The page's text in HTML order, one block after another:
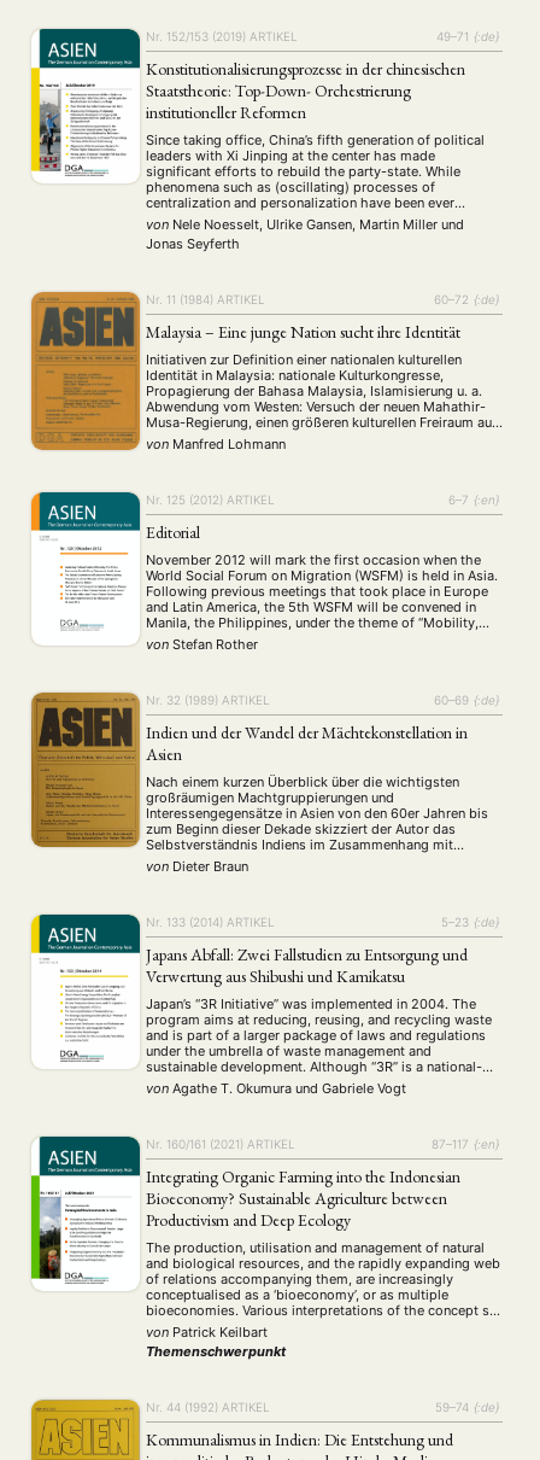
Nr. 152/153 (2019) ARTIKEL 49–71 {:de}
Konstitutionalisierungsprozesse in der chinesischen
Staatstheorie: Top-Down- Orchestrierung
institutioneller Reformen
Since taking office, China’s fifth generation of political
leaders with Xi Jinping at the center has made
significant efforts to rebuild the party-state. While
phenomena such as (oscillating) processes of
centralization and personalization have been ever
present in Chinese reform politics, governance reforms
under Xi Jinping display distinct features that mark a
significant departure from …
von Nele Noesselt, Ulrike Gansen, Martin Miller und
Jonas Seyferth
Nr. 11 (1984) ARTIKEL 60–72 {:de}
Malaysia – Eine junge Nation sucht ihre Identität
Initiativen zur Definition einer nationalen kulturellen
Identität in Malaysia: nationale Kulturkongresse,
Propagierung der Bahasa Malaysia, Islamisierung u. a.
Abwendung vom Westen: Versuch der neuen Mahathir-
Musa-Regierung, einen größeren kulturellen Freiraum aus
der Distanzierung vom Westen und seinen
Wertvorstellungen zu gewinnen. Kritik an den westlichen
von Manfred Lohmann
Nr. 125 (2012) ARTIKEL 6–7 {:en}
Editorial
November 2012 will mark the first occasion when the
World Social Forum on Migration (WSFM) is held in Asia.
Following previous meetings that took place in Europe
and Latin America, the 5th WSFM will be convened in
Manila, the Philippines, under the theme of “Mobility,
Rights and Global Models: Looking for Alternatives”.
More than 3,000 …
von Stefan Rother
Nr. 32 (1989) ARTIKEL 60–69 {:de}
Indien und der Wandel der Mächtekonstellation in
Asien
Nach einem kurzen Überblick über die wichtigsten
großräumigen Machtgruppierungen und
Interessengegensätze in Asien von den 60er Jahren bis
zum Beginn dieser Dekade skizziert der Autor das
Selbstverständnis Indiens im Zusammenhang mit
aktuellen Entwicklungen in der Region Südasien. Sie
betreffen besonders den Komplex Pakistan-Afghanistan
von Dieter Braun
Nr. 133 (2014) ARTIKEL 5–23 {:de}
Japans Abfall: Zwei Fallstudien zu Entsorgung und
Verwertung aus Shibushi und Kamikatsu
Japan’s “3R Initiative” was implemented in 2004. The
program aims at reducing, reusing, and recycling waste
and is part of a larger package of laws and regulations
under the umbrella of waste management and
sustainable development. Although “3R” is a national-
level initiative, it is up to each municipality to design and
implement a specific agenda …
von Agathe T. Okumura und Gabriele Vogt
Nr. 160/161 (2021) ARTIKEL 87–117 {:en}
Integrating Organic Farming into the Indonesian
Bioeconomy? Sustainable Agriculture between
Productivism and Deep Ecology
The production, utilisation and management of natural
and biological resources, and the rapidly expanding web
of relations accompanying them, are increasingly
conceptualised as a ‘bioeconomy’, or as multiple
bioeconomies. Various interpretations of the concept set
different premises and priorities. In Indonesia, the
bioeconomy as a national project aims to improve
resource efficiency and to find …
von Patrick Keilbart
Themenschwerpunkt
Nr. 44 (1992) ARTIKEL 59–74 {:de}
Kommunalismus in Indien: Die Entstehung und